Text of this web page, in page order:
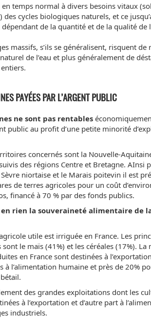
en temps normal à divers besoins vitaux
des cycles biologiques naturels, et ce
de la quantité et de la qualité de
massifs, s’ils se généralisent, risquent de
de l’eau et plus généralement de
PAYÉES PAR L’ARGENT PUBLIC
ne sont pas rentables
public au profit d’une petite minorité
concernés sont la Nouvelle-
des régions Centre et Bretagne. AInsi
niortaise et le Marais poitevin il est
de terres agricoles pour un coût
financé à 70 % par des fonds publics.
en rien la souveraineté alimentaire de
utile est irriguée en France. Les
le maïs (41%) et les céréales (17%). La
en France sont destinées à
à l’alimentation humaine et près de 20%
des grandes exploitations dont les
à l’exportation et d’autre part à
industriels.